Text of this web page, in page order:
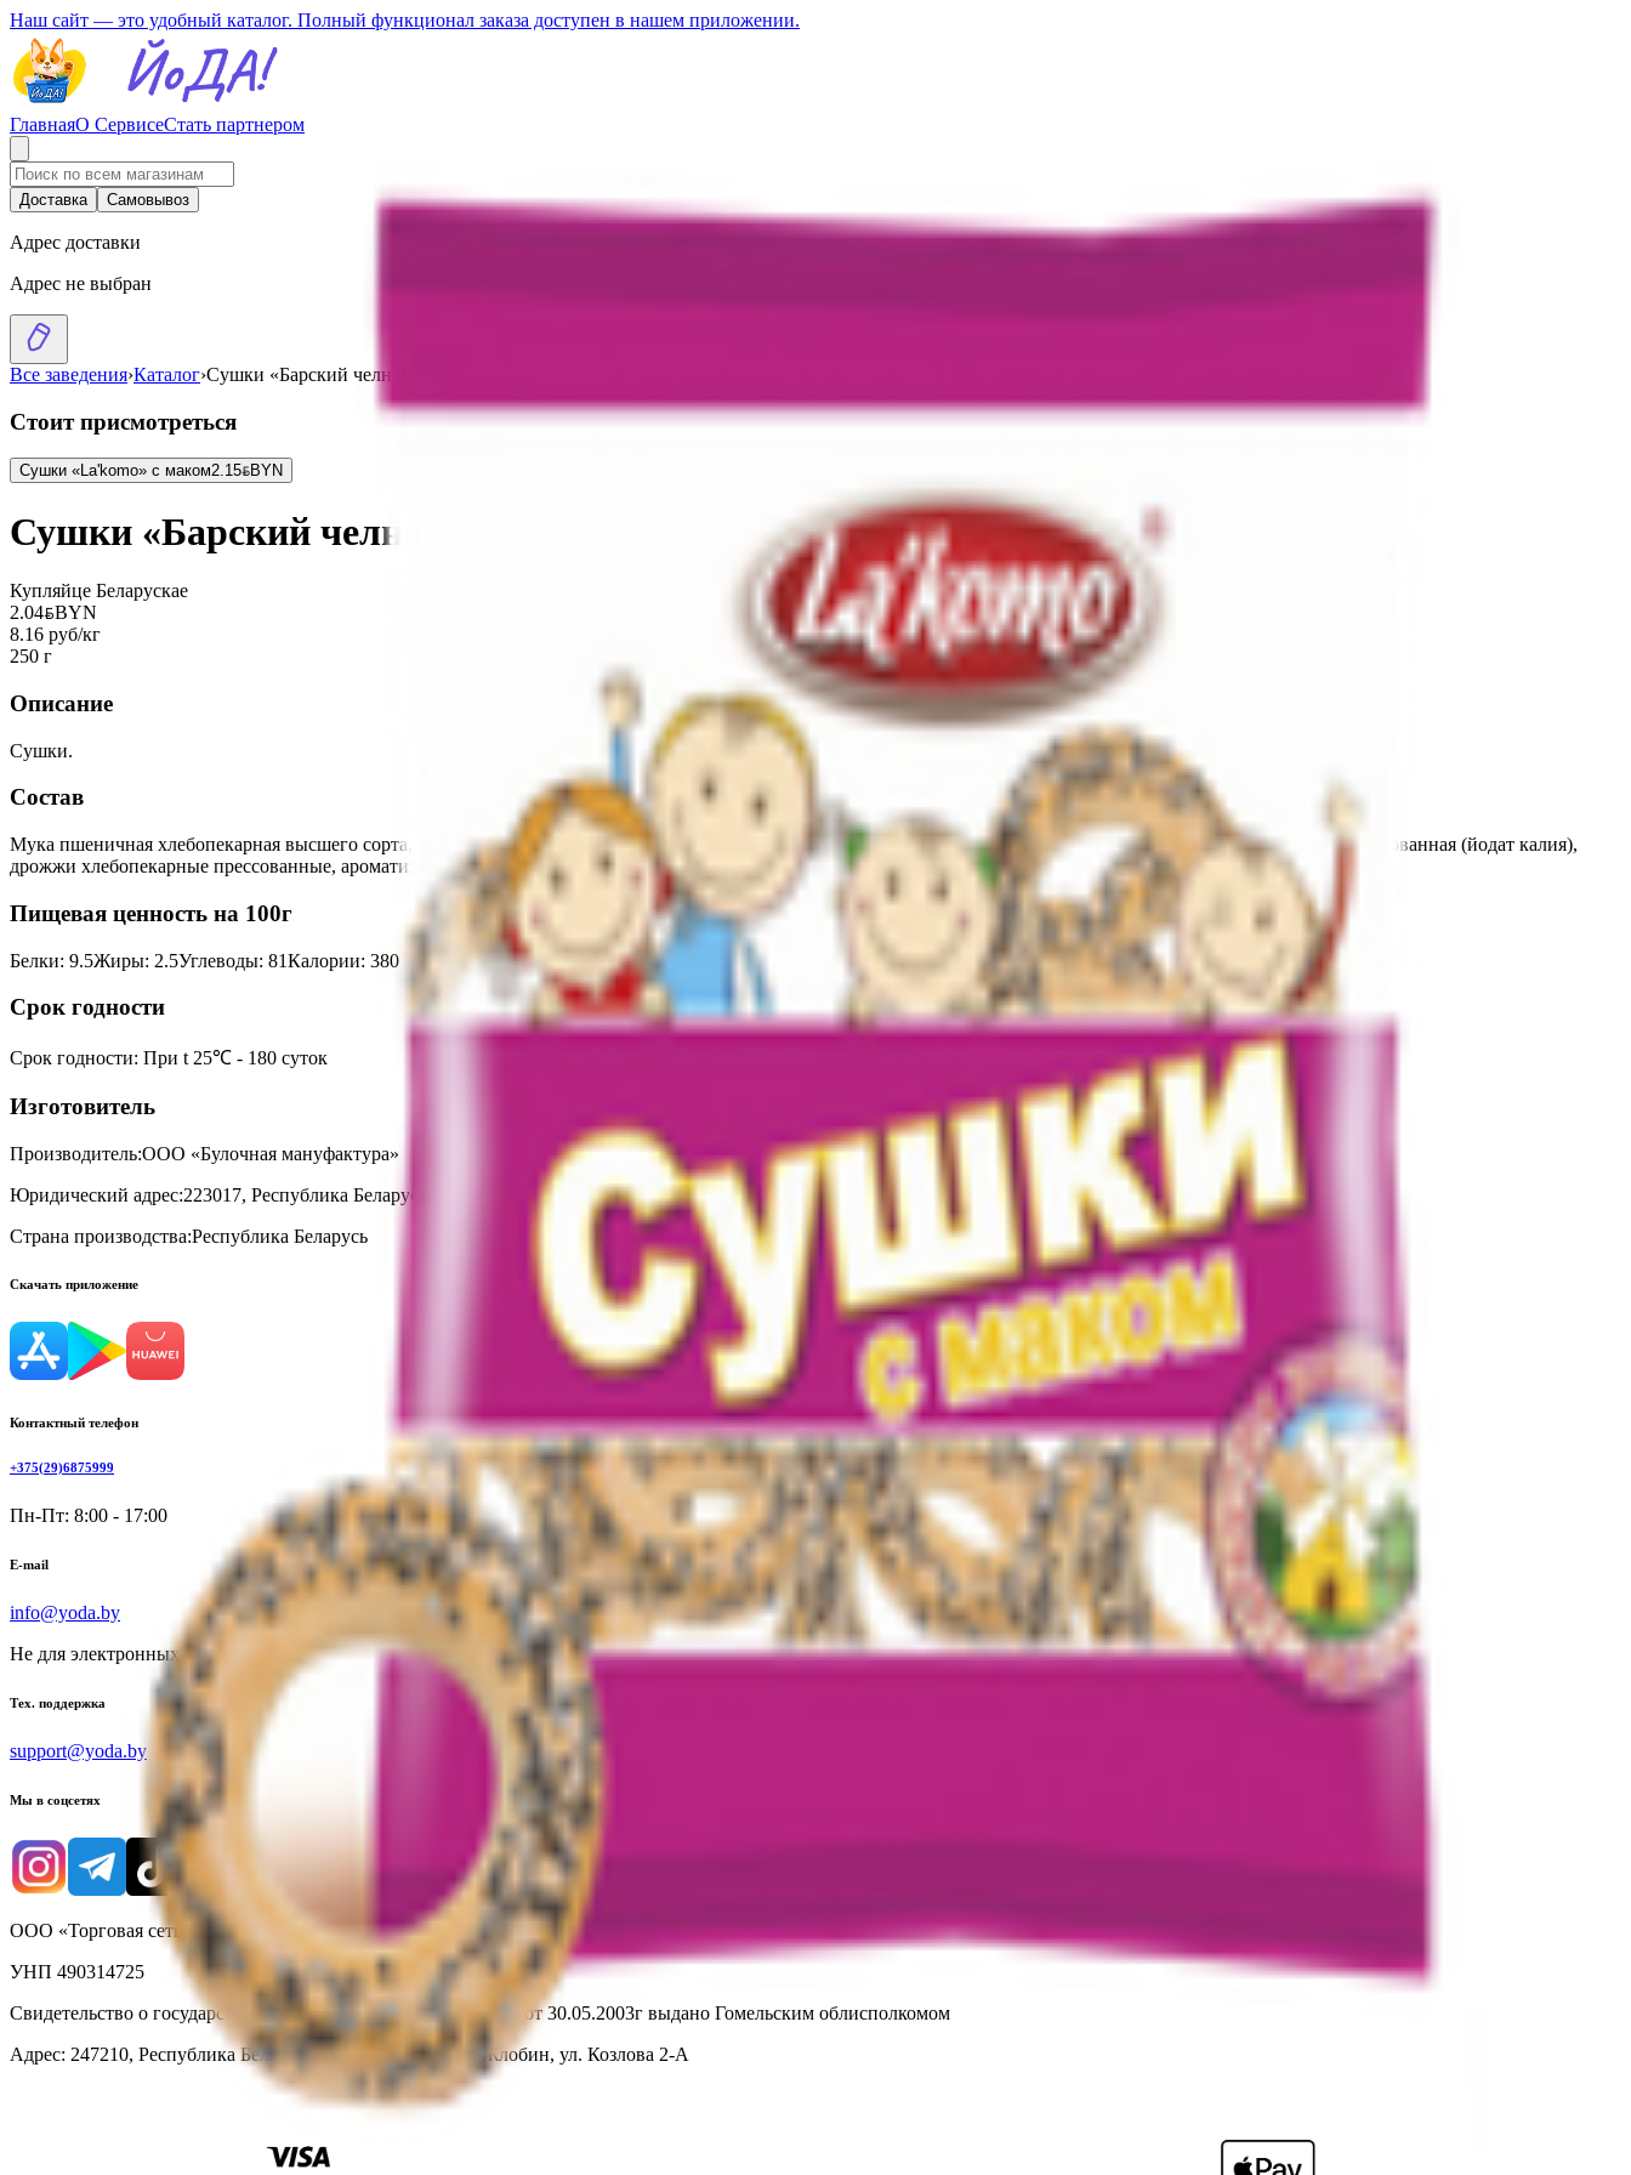
Наш сайт — это удобный каталог. Полный функционал заказа доступен в нашем приложении.
ГлавнаяО СервисеСтать партнером
Доставка Самовывоз
Адрес доставки
Адрес не выбран
Все заведения›Каталог›Сушки «Барский челночок»
Стоит присмотреться
Сушки «La'komo» с маком2.15BYNBYN
Сушки «Барский челночок»
Купляйце Беларускае
2.04BYNBYN
8.16 руб/кг
250 г
Описание
Сушки.
Состав
Мука пшеничная хлебопекарная высшего сорта, вода питьевая, сахар белый, масло подсолнечное рафинированное дезодорированное, соль каменная пищевая йодированная (йодат калия),
дрожжи хлебопекарные прессованные, ароматизатор пищевой «Ванилин».
Пищевая ценность на 100г
Белки: 9.5Жиры: 2.5Углеводы: 81Калории: 380
Срок годности
Срок годности: При t 25℃ - 180 суток
Изготовитель
Производитель:ООО «Булочная мануфактура»
Юридический адрес:223017, Республика Беларусь, Минская обл., Минский р-н, Новодворский с/с, аг. Гатово, ул. Фрунзе д. 4
Страна производства:Республика Беларусь
Скачать приложение
Контактный телефон
+375(29)6875999
Пн-Пт: 8:00 - 17:00
E-mail
info@yoda.by
Не для электронных обращений
Тех. поддержка
support@yoda.by
Мы в соцсетях
ООО «Торговая сеть «Продмир»
УНП 490314725
Свидетельство о государственной регистрации № 490314725 от 30.05.2003г выдано Гомельским облисполкомом
Адрес: 247210, Республика Беларусь, Гомельская обл., г. Жлобин, ул. Козлова 2-А